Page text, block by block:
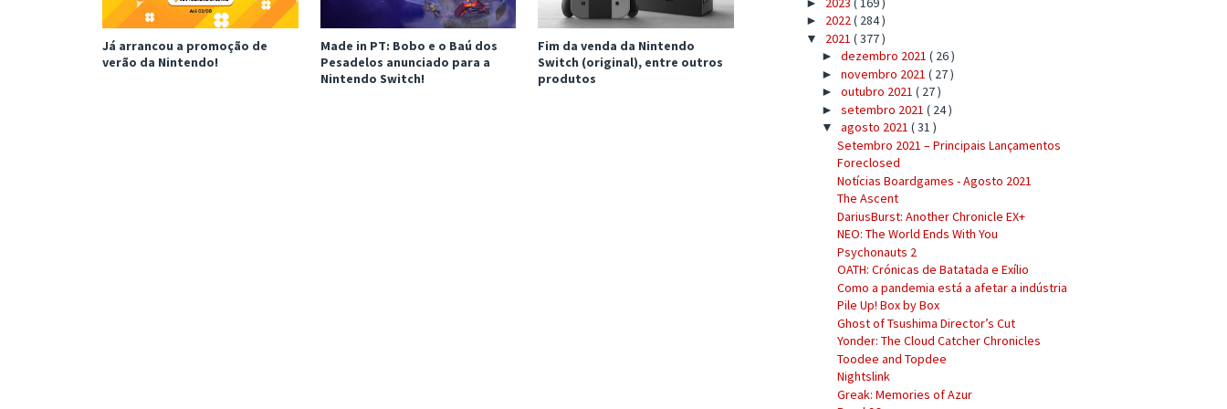
Já arrancou a promoção de
verão da Nintendo!
Made in PT: Bobo e o Baú dos
Pesadelos anunciado para a
Nintendo Switch!
Fim da venda da Nintendo
Switch (original), entre outros
produtos
► 2022( 284 )
▼ 2021 ( 377 )
► dezembro 2021 ( 26 )
► novembro 2021 ( 27 )
► outubro 2021 ( 27 )
► setembro 2021 ( 24 )
▼ agosto 2021 ( 31 )
Setembro 2021 – Principais Lançamentos
Foreclosed
Notícias Boardgames - Agosto 2021
The Ascent
DariusBurst: Another Chronicle EX+
NEO: The World Ends With You
Psychonauts 2
OATH: Crónicas de Batatada e Exílio
Como a pandemia está a afetar a indústria
Pile Up! Box by Box
Ghost of Tsushima Director’s Cut
Yonder: The Cloud Catcher Chronicles
Toodee and Topdee
Nightslink
Greak: Memories of Azur